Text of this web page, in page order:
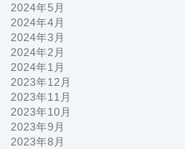
2024年5月
2024年4月
2024年3月
2024年2月
2024年1月
2023年12月
2023年11月
2023年10月
2023年9月
2023年8月